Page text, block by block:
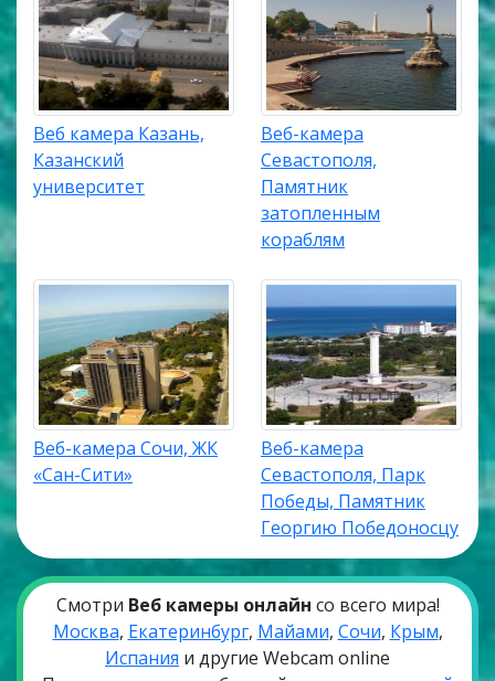
Веб камера Казань,
Казанский
университет
Веб-камера
Севастополя,
Памятник
затопленным
кораблям
Веб-камера Сочи, ЖК
«Сан-Сити»
Веб-камера
Севастополя, Парк
Победы, Памятник
Георгию Победоносцу
Смотри Веб камеры онлайн со всего мира!
Москва, Екатеринбург, Майами, Сочи, Крым,
Испания и другие Webcam online